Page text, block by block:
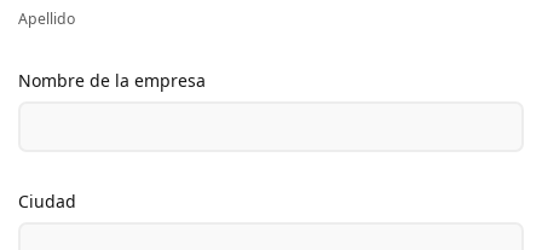
Apellido
Nombre de la empresa
Ciudad